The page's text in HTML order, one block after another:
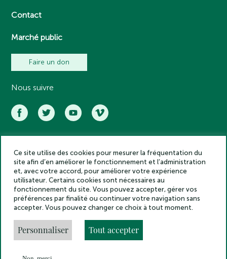
Contact
Marché public
Faire un don
Nous suivre
Académie des inscriptions et belles lettres – Tous droits réservés
2025
Politique de confidentialité
Mentions légales
Crédits
Gestion des cookies
Made by
Ce site utilise des cookies pour mesurer la fréquentation du
site afin d’en améliorer le fonctionnement et l’administration
et, avec votre accord, pour améliorer votre expérience
utilisateur. Certains cookies sont nécessaires au
fonctionnement du site. Vous pouvez accepter, gérer vos
préférences par finalité ou continuer votre navigation sans
accepter. Vous pouvez changer ce choix à tout moment.
Personnaliser Tout accepter